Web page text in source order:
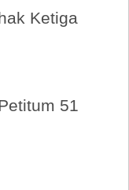
Ketiga
51